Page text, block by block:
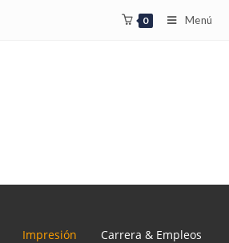
0 Menú
Impresión Carrera & Empleos